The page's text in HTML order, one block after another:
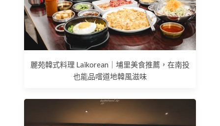
麗苑韓式料理 Laikorean｜埔里美食推薦，在南投
也能品嚐道地韓風滋味